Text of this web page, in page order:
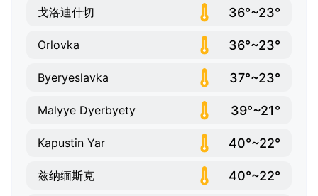
戈洛迪什切 36°~23°
Orlovka 36°~23°
Byeryeslavka 37°~23°
Malyye Dyerbyety 39°~21°
Kapustin Yar 40°~22°
兹纳缅斯克 40°~22°